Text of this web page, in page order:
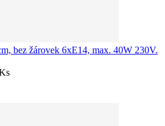
bez žárovek 6xE14, max. 40W 230V.